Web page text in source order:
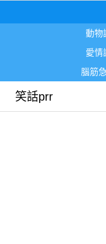
動物
愛情
腦筋
笑話prr